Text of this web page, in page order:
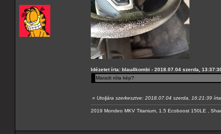
Idézetet írta: blau4kombi - 2018.07.04 szerda,
Maradt róla kép?
« Utoljára szerkesztve: 2018.07.04 szerda, 16:21:39
2019 Mondeo MKV Titanium, 1.5 Ecoboost 150LE ,